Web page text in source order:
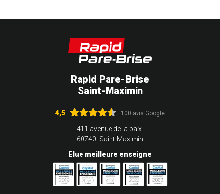
Rapid Pare-Brise
Saint-Maximin
4,5 100 avis Google
411 avenue de la paix
60740 Saint-Maximin
Elue meilleure enseigne